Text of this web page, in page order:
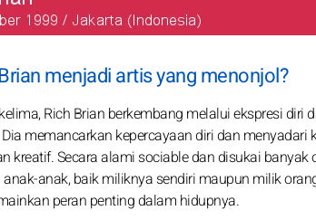
menjadi artis yang menonjol?
Rich Brian berkembang melalui ekspresi diri
memancarkan kepercayaan diri dan
kreatif. Secara alami sociable dan disukai
anak, baik miliknya sendiri maupun milik
peran penting dalam hidupnya.